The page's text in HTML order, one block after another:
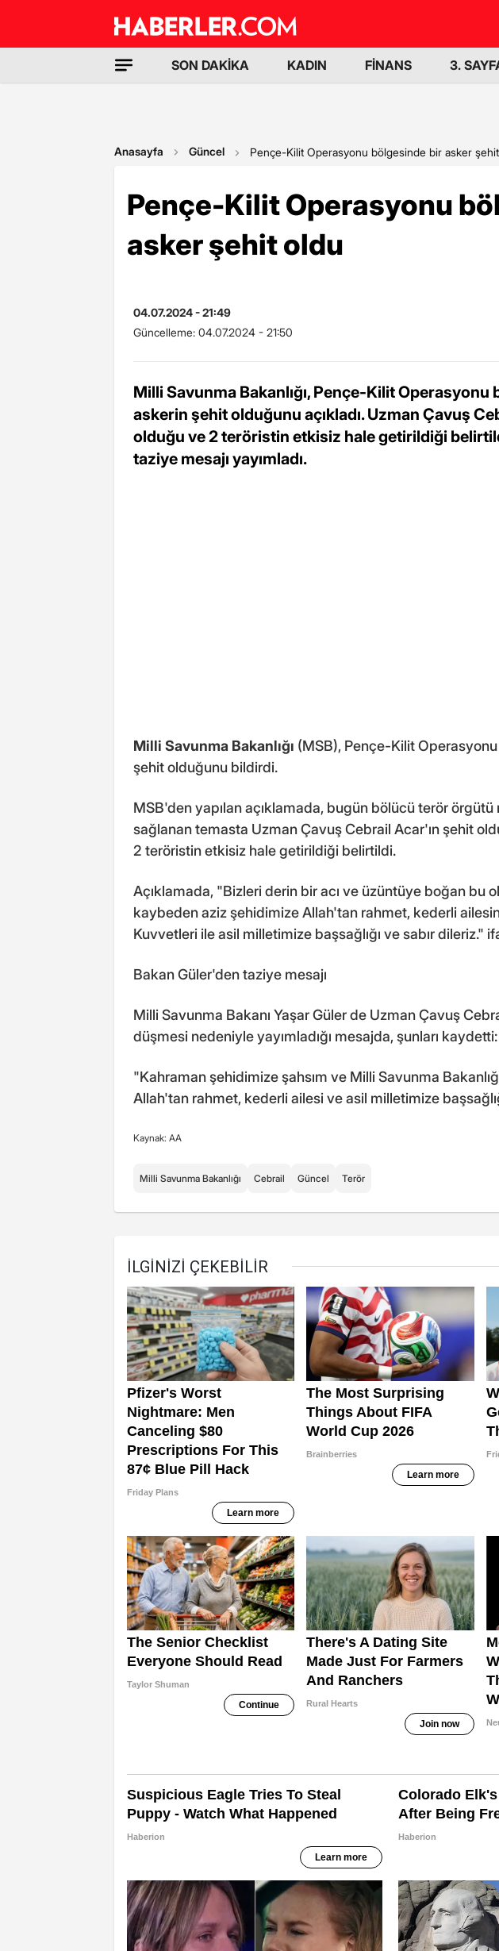
SON DAKİKA KADIN FİNANS 3.
Anasayfa Güncel Pençe-Kilit Operasyonu bölgesinde bir asker
Pençe-Kilit Operasyonu
asker şehit oldu
04.07.2024 - 21:49
Güncelleme: 04.07.2024 - 21:50
Milli Savunma Bakanlığı, Pençe-Kilit Operasyonu
askerin şehit olduğunu açıkladı. Uzman Çavuş
olduğu ve 2 teröristin etkisiz hale getirildiği
taziye mesajı yayımladı.
Milli Savunma Bakanlığı (MSB), Pençe-Kilit
şehit olduğunu bildirdi.
MSB'den yapılan açıklamada, bugün bölücü terör örgütü
sağlanan temasta Uzman Çavuş Cebrail Acar'ın şehit
2 teröristin etkisiz hale getirildiği belirtildi.
Açıklamada, "Bizleri derin bir acı ve üzüntüye boğan bu
kaybeden aziz şehidimize Allah'tan rahmet, kederli
Kuvvetleri ile asil milletimize başsağlığı ve sabır dileriz."
Bakan Güler'den taziye mesajı
Milli Savunma Bakanı Yaşar Güler de Uzman Çavuş
düşmesi nedeniyle yayımladığı mesajda, şunları kaydetti:
"Kahraman şehidimize şahsım ve Milli Savunma
Allah'tan rahmet, kederli ailesi ve asil milletimize
Kaynak: AA
Milli Savunma Bakanlığı Cebrail Güncel Terör